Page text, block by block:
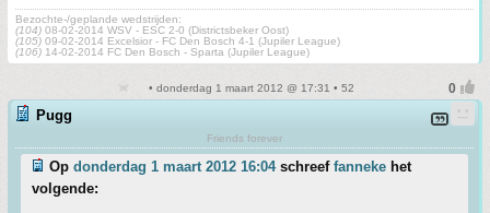
Bezochte-/geplande wedstrijden:
(104) 08-02-2014 WSV - ESC 2-0 (Districtsbeker Oost)
(105) 09-02-2014 Excelsior - FC Den Bosch 4-1 (Jupiler League)
(106) 14-02-2014 FC Den Bosch - Sparta (Jupiler League)
• donderdag 1 maart 2012 @ 17:31 • 52
Pugg
Friends forever
Op donderdag 1 maart 2012 16:04schreef fanneke het
volgende: